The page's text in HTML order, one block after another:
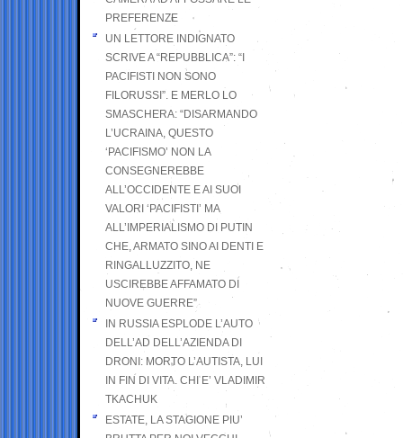
PREFERENZE
UN LETTORE INDIGNATO
SCRIVE A “REPUBBLICA”: “I
PACIFISTI NON SONO
FILORUSSI”. E MERLO LO
SMASCHERA: “DISARMANDO
L’UCRAINA, QUESTO
‘PACIFISMO’ NON LA
CONSEGNEREBBE
ALL’OCCIDENTE E AI SUOI
VALORI ‘PACIFISTI’ MA
ALL’IMPERIALISMO DI PUTIN
CHE, ARMATO SINO AI DENTI E
RINGALLUZZITO, NE
USCIREBBE AFFAMATO DI
NUOVE GUERRE”
IN RUSSIA ESPLODE L’AUTO
DELL’AD DELL’AZIENDA DI
DRONI: MORTO L’AUTISTA, LUI
IN FIN DI VITA. CHI E’ VLADIMIR
TKACHUK
ESTATE, LA STAGIONE PIU’